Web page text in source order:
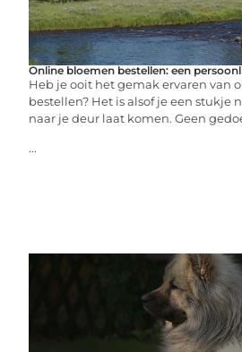
Online bloemen bestellen: een
Heb je ooit het gemak ervaren van
bestellen? Het is alsof je een stukje
naar je deur laat komen. Geen
...